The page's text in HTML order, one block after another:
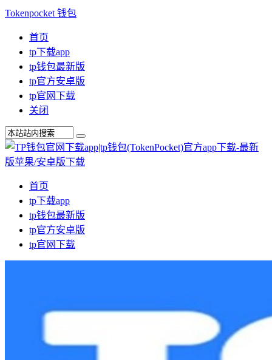
Tokenpocket 钱包
首页
tp下载app
tp钱包最新版
tp官方安卓版
tp官网下载
关闭
首页
tp下载app
tp钱包最新版
tp官方安卓版
tp官网下载